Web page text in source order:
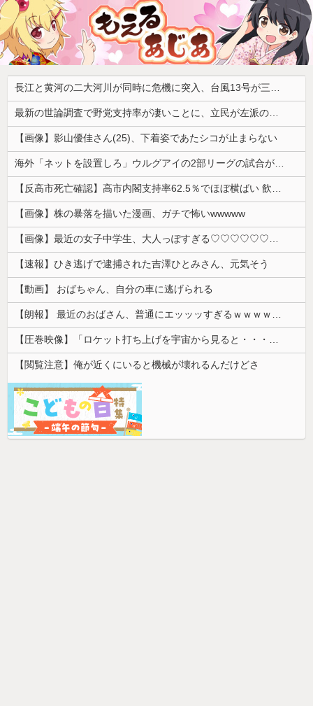
長江と黄河の二大河川が同時に危機に突入、台風13号が三峡ダムに襲い掛かった結果……
最新の世論調査で野党支持率が凄いことに、立民が左派の嫌う政策に賛同してしまった結果……
【画像】影山優佳さん(25)、下着姿であたシコが止まらない
海外「ネットを設置しろ」ウルグアイの2部リーグの試合が引き起こした交通事故に海外びっくり仰天！（海外の反応）
【反高市死亡確認】高市内閣支持率62.5％でほぼ横ばい 飲食料品の消費減税「賛成」52.9％
【画像】株の暴落を描いた漫画、ガチで怖いwwwww
【画像】最近の女子中学生、大人っぽすぎる♡♡♡♡♡♡♡♡
【速報】ひき逃げで逮捕された吉澤ひとみさん、元気そう
【動画】 おばちゃん、自分の車に逃げられる
【朗報】 最近のおばさん、普通にエッッッすぎるｗｗｗｗｗｗｗｗｗｗ
【圧巻映像】「ロケット打ち上げを宇宙から見ると・・・」の動画が衝撃的
【閲覧注意】俺が近くにいると機械が壊れるんだけどさ